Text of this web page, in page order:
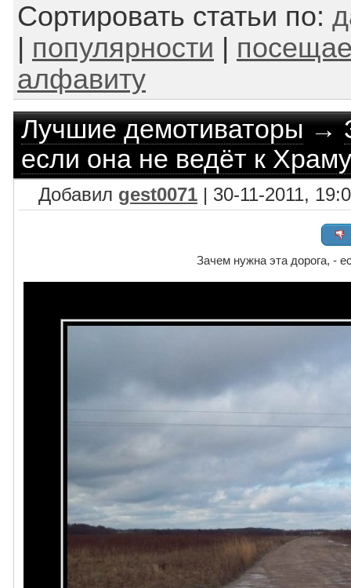
Сортировать статьи по:
популярности
алфавиту
Лучшие демотиваторы→
если она не ведёт к
Добавил gest0071 | 30-11-2011,
Зачем нужна эта дорога, -